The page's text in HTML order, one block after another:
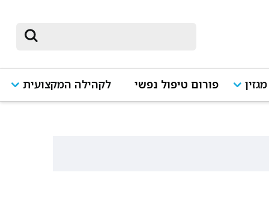
מגזין פורום טיפול נפשי לקהילה המקצועית